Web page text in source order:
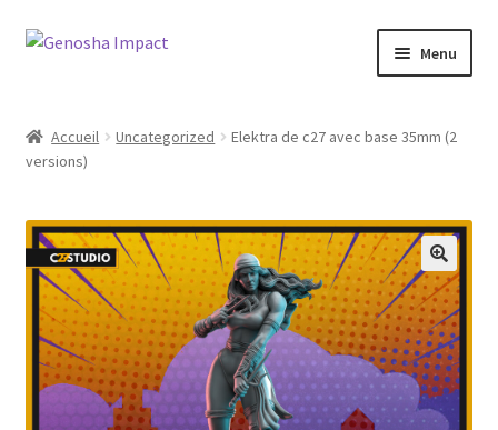
Aller
navigation
Aller
Menu
Cart
Checkout
My account
Shop
Wishlist
Accueil Uncategorized
Elektra de c27 avec base 35mm (2
versions)